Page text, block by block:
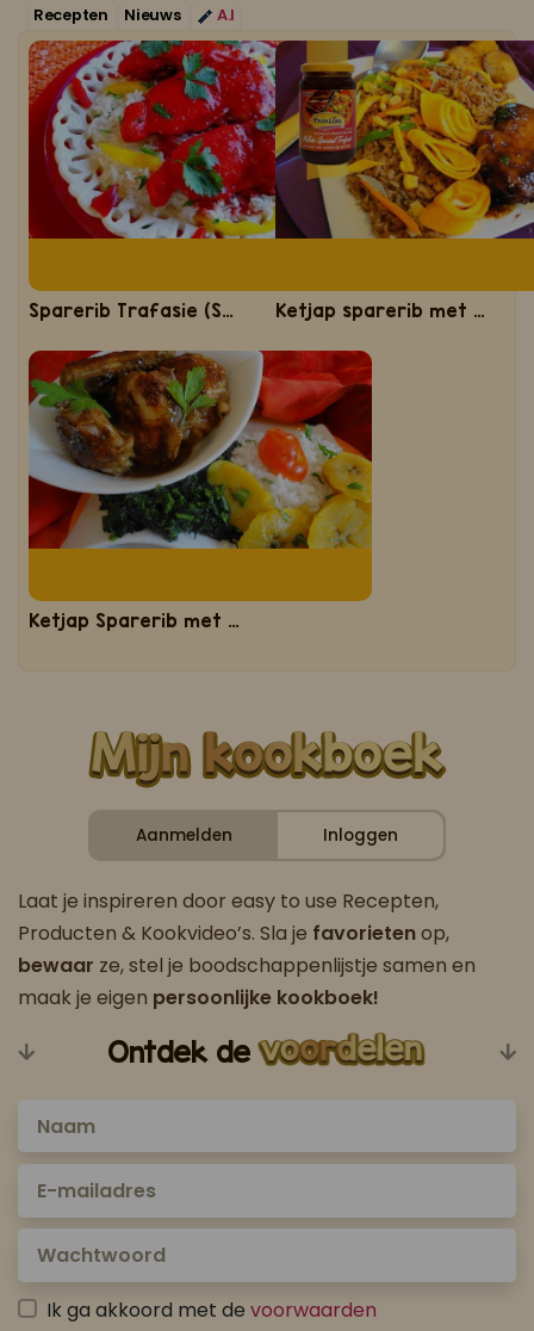
Koop ons bestseller kookboek
Ofklik hierom je aan te melden voor Mijn Kookboek.
Recepten Nieuws A.I
Sparerib Trafasie (Sandhia's-Amerikaanse sparerib) Ketjap sparerib met Sandhia's nasi
Ketjap Sparerib met tajerblad en bakbanaan
Aanmelden Inloggen
Laat je inspireren door easy to use Recepten,
Producten & Kookvideo’s. Sla je favorietenop,
bewaar ze, stel je boodschappenlijstje samen en
maak je eigen persoonlijke kookboek!
Ontdek de
Ik ga akkoord met de voorwaarden